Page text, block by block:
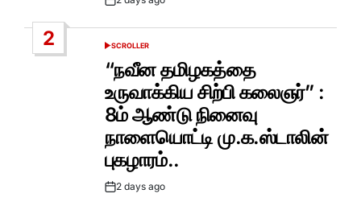
Post
2
POSTED
SCROLLER
“நவீன தமிழகத்தை
உருவாக்கிய சிற்பி கலைஞர்” :
8ம் ஆண்டு நினைவு
நாளையொட்டி மு.க.ஸ்டாலின்
புகழாரம்..
Post2 days ago